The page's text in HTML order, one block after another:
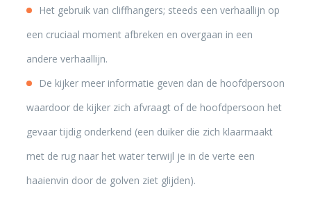
Het gebruik van cliffhangers; steeds een verhaallijn op
een cruciaal moment afbreken en overgaan in een
andere verhaallijn.
De kijker meer informatie geven dan de hoofdpersoon
waardoor de kijker zich afvraagt of de hoofdpersoon het
gevaar tijdig onderkend (een duiker die zich klaarmaakt
met de rug naar het water terwijl je in de verte een
haaienvin door de golven ziet glijden).